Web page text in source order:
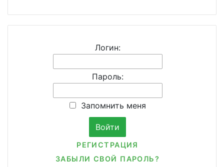
Логин:
Пароль:
Запомнить меня
РЕГИСТРАЦИЯ
ЗАБЫЛИ СВОЙ ПАРОЛЬ?